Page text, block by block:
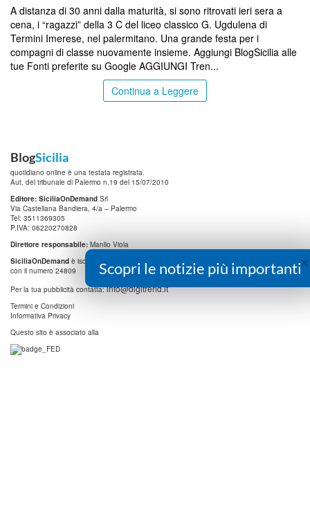
A distanza di 30 anni dalla maturità, si sono ritrovati ieri sera a
cena, i “ragazzi” della 3 C del liceo classico G. Ugdulena di
Termini Imerese, nel palermitano. Una grande festa per i
compagni di classe nuovamente insieme. Aggiungi BlogSicilia alle
tue Fonti preferite su Google AGGIUNGI Tren...
Continua a Leggere
BlogSicilia
quotidiano online è una testata registrata.
Aut. del tribunale di Palermo n.19 del 15/07/2010
Editore: SiciliaOnDemand Srl
Via Castellana Bandiera, 4/a – Palermo
Tel: 3511369305
P.IVA: 06220270828
Direttore responsabile: Manlio Viola
SiciliaOnDemand è iscritta al
con il numero 24809
Per la tua pubblicità contatta:info@digitrend.it
Termini e Condizioni
Informativa Privacy
Questo sito è associato alla
×
Scopri le notizie più importanti